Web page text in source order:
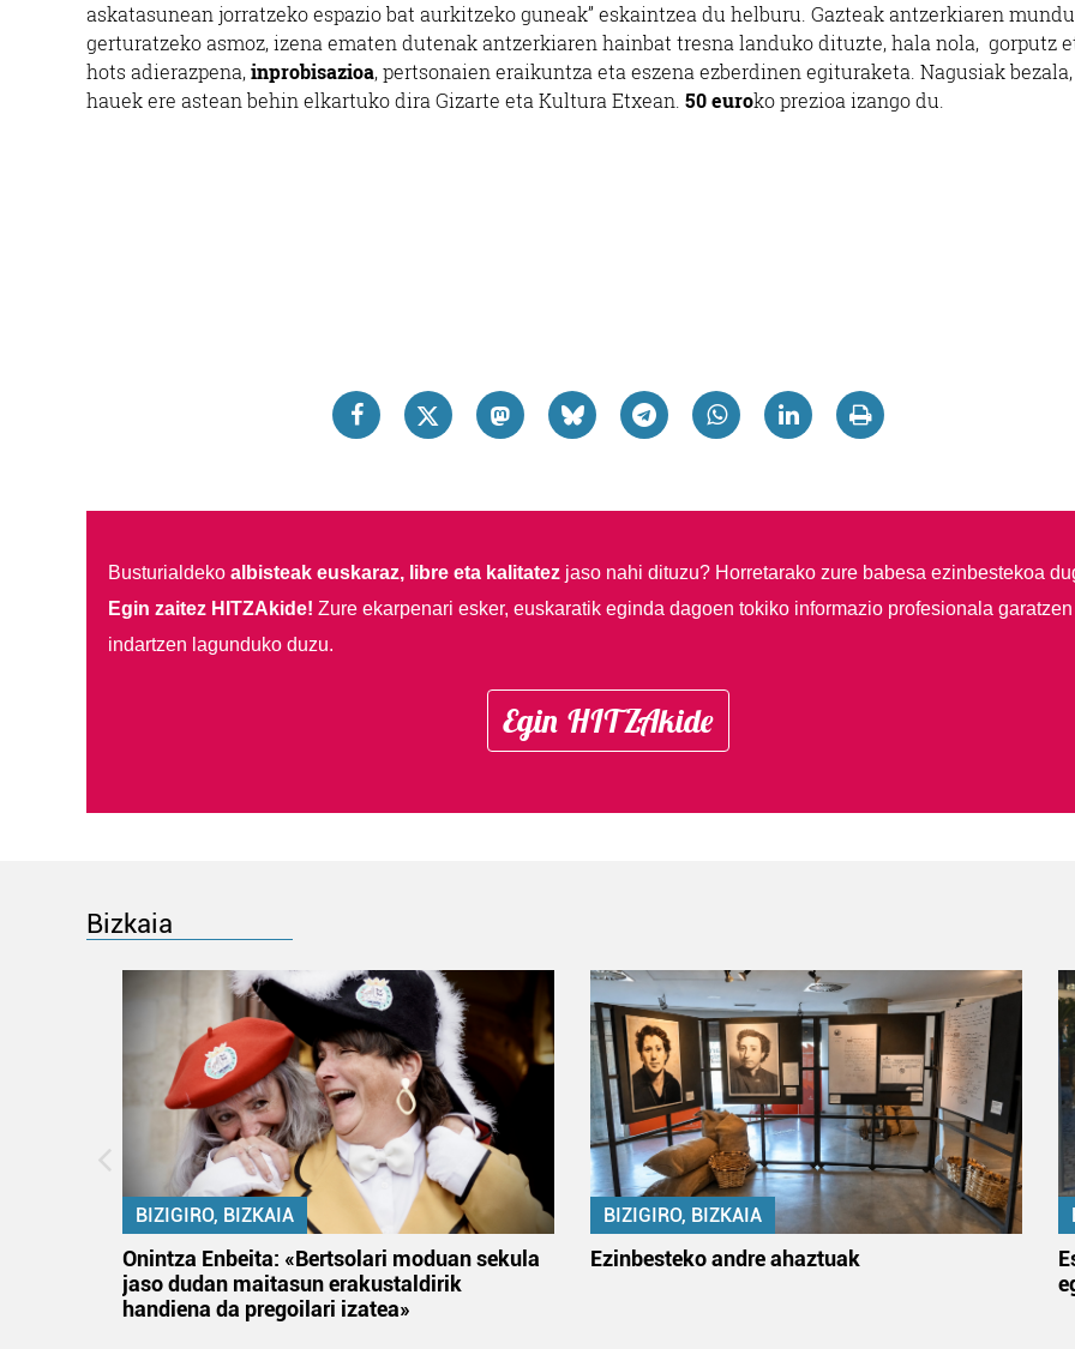
askatasunean jorratzeko espazio bat aurkitzeko guneak” eskaintzea du helburu. Gazteak antzerkiaren
gerturatzeko asmoz, izena ematen dutenak antzerkiaren hainbat tresna landuko dituzte, hala nola, gorputz
hots adierazpena,inprobisazioa, pertsonaien eraikuntza eta eszena ezberdinen egituraketa. Nagusiak bezala,
hauek ere astean behin elkartuko dira Gizarte eta Kultura Etxean. 50 euroko prezioa izango du.
Busturialdeko albisteak euskaraz, libre eta kalitatezjaso nahi dituzu? Horretarako zure babesa ezinbestekoa
Egin zaitez HITZAkide! Zure ekarpenari esker, euskaratik eginda dagoen tokiko informazio profesionala garatzen
indartzen lagunduko duzu.
Egin HITZAkide
Bizkaia
BIZIGIRO, BIZKAIA
Onintza Enbeita: «Bertsolari moduan sekula
jaso dudan maitasun erakustaldirik
handiena da pregoilari izatea»
BIZIGIRO, BIZKAIA
Ezinbesteko andre ahaztuak